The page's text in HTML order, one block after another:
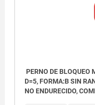
PERNO DE BLOQUEO
D=5, FORMA:B SIN
NO ENDURECIDO,